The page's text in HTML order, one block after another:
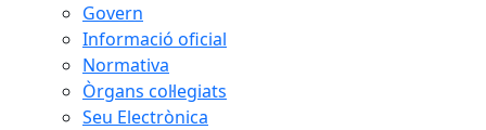
Govern
Informació oficial
Normativa
Òrgans col·legiats
Seu Electrònica